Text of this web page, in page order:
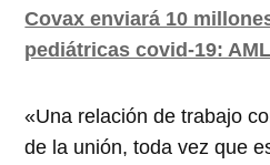
Covax enviará 10
pediátricas covid-19:
«Una relación de trabajo
de la unión, toda vez que